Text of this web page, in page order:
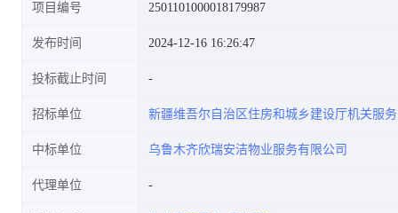
告
项目编号 2501101000018179987
发布时间 2024-12-16 16:26:47
投标截止时间
招标单位 新疆维吾尔自治区住房和城乡建设厅机关服
中标单位 乌鲁木齐欣瑞安洁物业服务有限公司
代理单位